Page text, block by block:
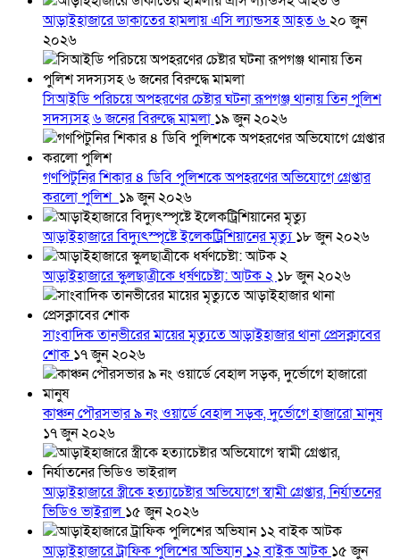
আড়াইহাজারে ডাকাতের হামলায় এসি ল্যান্ডসহ আহত ৬২০ জুন
২০২৬
সিআইডি পরিচয়ে অপহরণের চেষ্টার ঘটনা রূপগঞ্জ থানায় তিন পুলিশ
সদস্যসহ ৬ জনের বিরুদ্ধে মামলা ১৯ জুন ২০২৬
গণপিটুনির শিকার ৪ ডিবি পুলিশকে অপহরণের অভিযোগে গ্রেপ্তার
করলো পুলিশ ১৯ জুন ২০২৬
আড়াইহাজারে বিদ্যুৎস্পৃষ্টে ইলেকট্রিশিয়ানের মৃত্যু১৮ জুন ২০২৬
আড়াইহাজারে স্কুলছাত্রীকে ধর্ষণচেষ্টা: আটক ২ ১৮ জুন ২০২৬
সাংবাদিক তানভীরের মায়ের মৃত্যুতে আড়াইহাজার থানা প্রেসক্লাবের
শোক ১৭ জুন ২০২৬
কাঞ্চন পৌরসভার ৯ নং ওয়ার্ডে বেহাল সড়ক, দুর্ভোগে হাজারো মানুষ
১৭ জুন ২০২৬
আড়াইহাজারে স্ত্রীকে হত্যাচেষ্টার অভিযোগে স্বামী গ্রেপ্তার, নির্যাতনের
ভিডিও ভাইরাল ১৫ জুন ২০২৬
আড়াইহাজারে ট্রাফিক পুলিশের অভিযান ১২ বাইক আটক ১৫ জুন